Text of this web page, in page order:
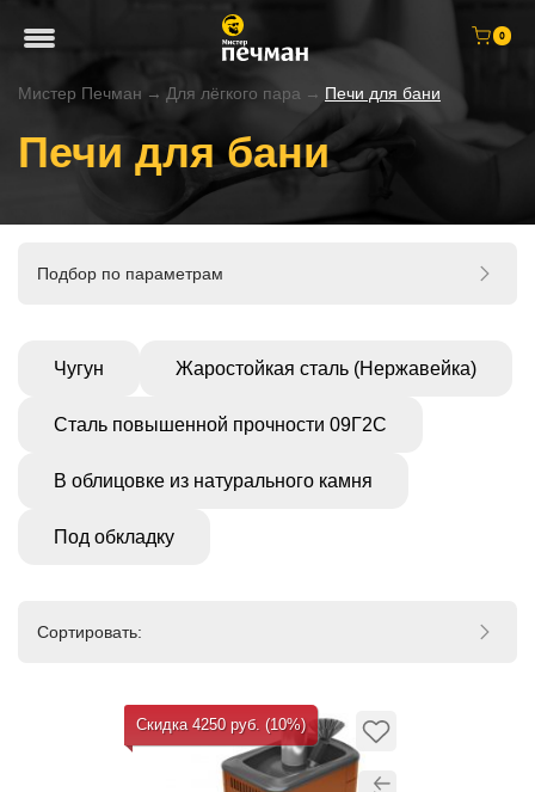
0
Мистер Печман → Для лёгкого пара → Печи для бани
Печи для бани
Подбор по параметрам
Чугун Жаростойкая сталь (Нержавейка)
Сталь повышенной прочности 09Г2С
В облицовке из натурального камня
Под обкладку
Сортировать:
Скидка 4250 руб. (10%)